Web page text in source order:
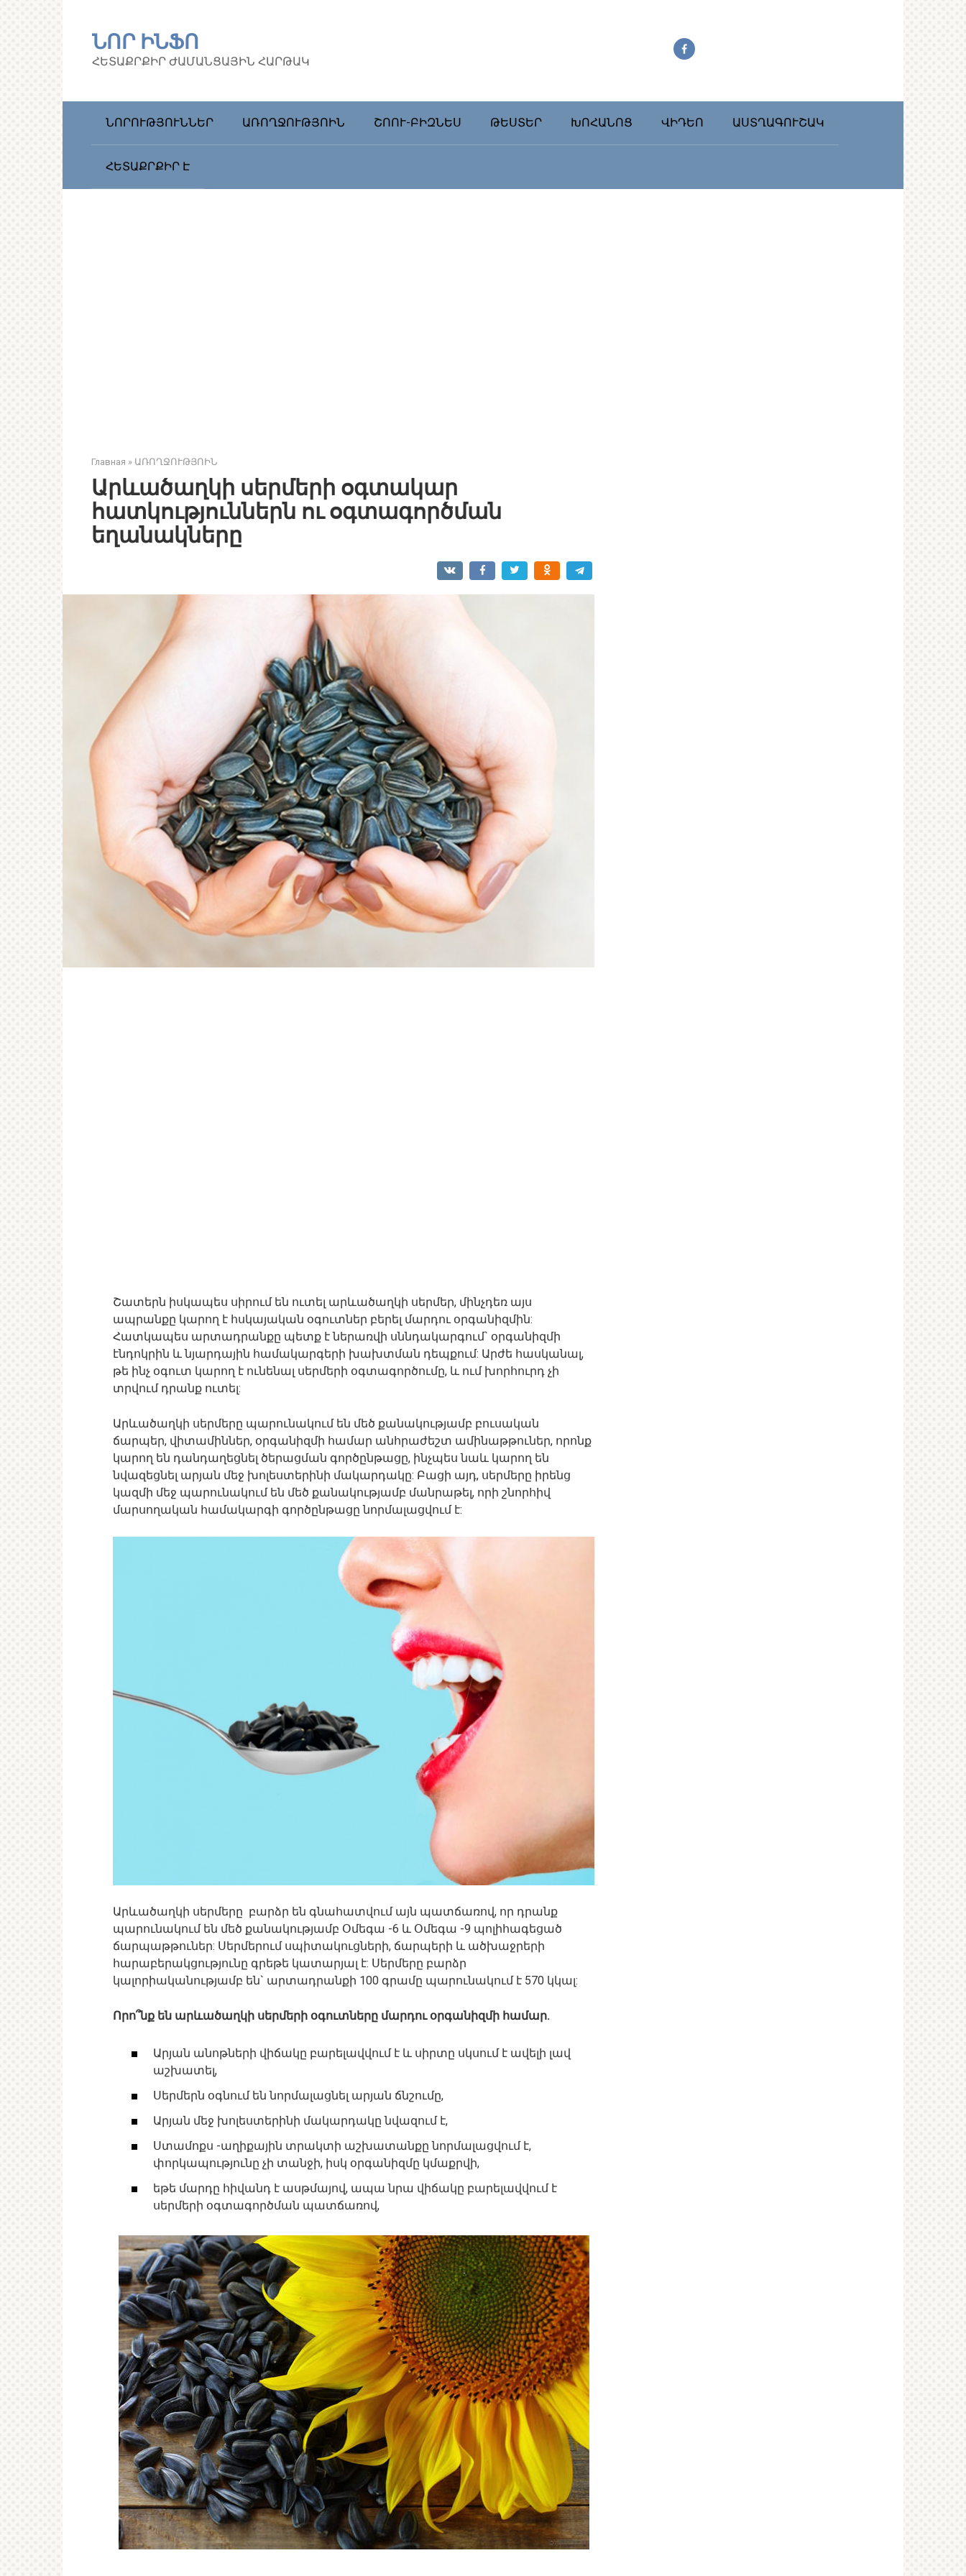
ՆՈՐ ԻՆՖՈ
ՀԵՏԱՔՐՔԻՐ ԺԱՄԱՆՑԱՅԻՆ ՀԱՐԹԱԿ
ՆՈՐՈՒԹՅՈՒՆՆԵՐ ԱՌՈՂՋՈՒԹՅՈԻՆ ՇՈՈՒ-ԲԻԶՆԵՍ ԹԵՍՏԵՐ ԽՈՀԱՆՈՑ ՎԻԴԵՈ ԱՍՏՂԱԳՈՒՇԱԿ
ՀԵՏԱՔՐՔԻՐ Է
Главная » ԱՌՈՂՋՈՒԹՅՈԻՆ
Արևածաղկի սերմերի օգտակար
հատկություններն ու օգտագործման
եղանակները
Շատերն իսկապես սիրում են ուտել արևածաղկի սերմեր, մինչդեռ այս
ապրանքը կարող է հսկայական օգուտներ բերել մարդու օրգանիզմին:
Հատկապես արտադրանքը պետք է ներառվի սննդակարգում` օրգանիզմի
էնդոկրին և նյարդային համակարգերի խախտման դեպքում: Արժե հասկանալ,
թե ինչ օգուտ կարող է ունենալ սերմերի օգտագործումը, և ում խորհուրդ չի
տրվում դրանք ուտել:
Արևածաղկի սերմերը պարունակում են մեծ քանակությամբ բուսական
ճարպեր, վիտամիններ, օրգանիզմի համար անհրաժեշտ ամինաթթուներ, որոնք
կարող են դանդաղեցնել ծերացման գործընթացը, ինչպես նաև կարող են
նվազեցնել արյան մեջ խոլեստերինի մակարդակը: Բացի այդ, սերմերը իրենց
կազմի մեջ պարունակում են մեծ քանակությամբ մանրաթել, որի շնորհիվ
մարսողական համակարգի գործընթացը նորմալացվում է:
Արևածաղկի սերմերը բարձր են գնահատվում այն ​​պատճառով, որ դրանք
պարունակում են մեծ քանակությամբ Օմեգա -6 և Օմեգա -9 պոլիհագեցած
ճարպաթթուներ: Սերմերում սպիտակուցների, ճարպերի և ածխաջրերի
հարաբերակցությունը գրեթե կատարյալ է: Սերմերը բարձր
կալորիականությամբ են` արտադրանքի 100 գրամը պարունակում է 570 կկալ:
Որո՞նք են արևածաղկի սերմերի օգուտները մարդու օրգանիզմի համար.
Արյան անոթների վիճակը բարելավվում է և սիրտը սկսում է ավելի լավ
աշխատել,
Սերմերն օգնում են նորմալացնել արյան ճնշումը,
Արյան մեջ խոլեստերինի մակարդակը նվազում է,
Ստամոքս -աղիքային տրակտի աշխատանքը նորմալացվում է,
փորկապությունը չի տանջի, իսկ օրգանիզմը կմաքրվի,
եթե մարդը հիվանդ է ասթմայով, ապա նրա վիճակը բարելավվում է
սերմերի օգտագործման պատճառով,